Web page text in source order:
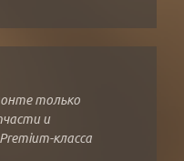
только
и
класса